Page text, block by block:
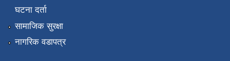
घटना दर्ता
सामाजिक सुरक्षा
नागरिक वडापत्र